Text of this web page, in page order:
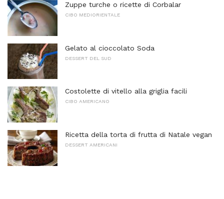
Zuppe turche o ricette di Corbalar
CIBO MEDIORIENTALE
Gelato al cioccolato Soda
DESSERT DEL SUD
Costolette di vitello alla griglia facili
CIBO AMERICANO
Ricetta della torta di frutta di Natale vegan
DESSERT AMERICANI